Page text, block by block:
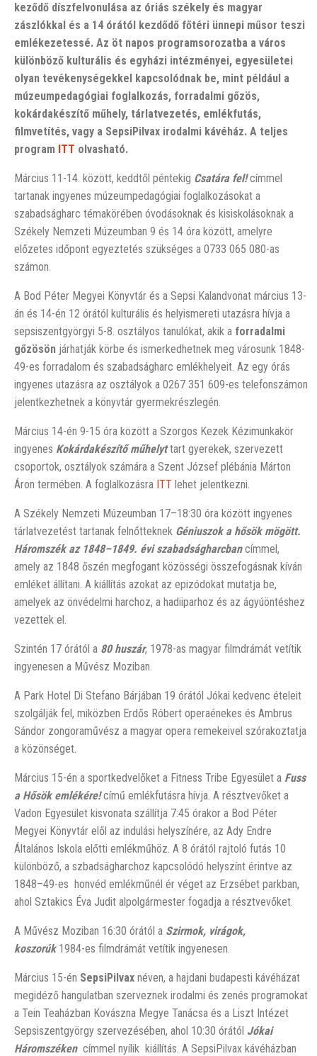
keződő díszfelvonulása az óriás székely és magyar
zászlókkal és a 14 órától kezdődő főtéri ünnepi műsor teszi
emlékezetessé. Az öt napos programsorozatba a város
különböző kulturális és egyházi intézményei, egyesületei
olyan tevékenységekkel kapcsolódnak be, mint például a
múzeumpedagógiai foglalkozás, forradalmi gőzös,
kokárdakészítő műhely, tárlatvezetés, emlékfutás,
filmvetítés, vagy a SepsiPilvax irodalmi kávéház. A teljes
program ITT olvasható.
Március 11-14. között, keddtől péntekig Csatára fel!címmel
tartanak ingyenes múzeumpedagógiai foglalkozásokat a
szabadságharc témakörében óvodásoknak és kisiskolásoknak a
Székely Nemzeti Múzeumban 9 és 14 óra között, amelyre
előzetes időpont egyeztetés szükséges a 0733 065 080-as
számon.
A Bod Péter Megyei Könyvtár és a Sepsi Kalandvonat március 13-
án és 14-én 12 órától kulturális és helyismereti utazásra hívja a
sepsiszentgyörgyi 5-8. osztályos tanulókat, akik a forradalmi
gőzösön járhatják körbe és ismerkedhetnek meg városunk 1848-
49-es forradalom és szabadságharc emlékhelyeit. Az egy órás
ingyenes utazásra az osztályok a 0267 351 609-es telefonszámon
jelentkezhetnek a könyvtár gyermekrészlegén.
Március 14-én 9-15 óra között a Szorgos Kezek Kézimunkakör
ingyenes Kokárdakészítő műhelyttart gyerekek, szervezett
csoportok, osztályok számára a Szent József plébánia Márton
Áron termében. A foglalkozásra ITT lehet jelentkezni.
A Székely Nemzeti Múzeumban 17–18:30 óra között ingyenes
tárlatvezetést tartanak felnőtteknek Géniuszok a hősök mögött.
Háromszék az 1848–1849. évi szabadságharcbancímmel,
amely az 1848 őszén megfogant közösségi összefogásnak kíván
emléket állítani. A kiállítás azokat az epizódokat mutatja be,
amelyek az önvédelmi harchoz, a hadiiparhoz és az ágyúöntéshez
vezettek el.
Szintén 17 órától a 80 huszár, 1978-as magyar filmdrámát vetítik
ingyenesen a Művész Moziban.
A Park Hotel Di Stefano Bárjában 19 órától Jókai kedvenc ételeit
szolgálják fel, miközben Erdős Róbert operaénekes és Ambrus
Sándor zongoraművész a magyar opera remekeivel szórakoztatja
a közönséget.
Március 15-én a sportkedvelőket a Fitness Tribe Egyesület a Fuss
a Hősök emlékére!című emlékfutásra hívja. A résztvevőket a
Vadon Egyesület kisvonata szállítja 7:45 órakor a Bod Péter
Megyei Könyvtár elől az indulási helyszínére, az Ady Endre
Általános Iskola előtti emlékműhöz. A 8 órától rajtoló futás 10
különböző, a szbadságharchoz kapcsolódó helyszínt érintve az
1848–49-es honvéd emlékműnél ér véget az Erzsébet parkban,
ahol Sztakics Éva Judit alpolgármester fogadja a résztvevőket.
A Művész Moziban 16:30 órától a Szirmok, virágok,
koszorúk 1984-es filmdrámát vetítik ingyenesen.
Március 15-én SepsiPilvax néven, a hajdani budapesti kávéházat
megidéző hangulatban szerveznek irodalmi és zenés programokat
a Tein Teaházban Kovászna Megye Tanácsa és a Liszt Intézet
Sepsiszentgyörgy szervezésében, ahol 10:30 órától Jókai
Háromszékencímmel nyílik kiállítás. A SepsiPilvax kávéházban